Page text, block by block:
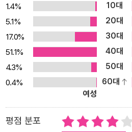
1.4% 10대
5.1%
20대
17.0%
30대
51.1%
40대
4.3%
50대
0.4%
60대
여성
평점 분포